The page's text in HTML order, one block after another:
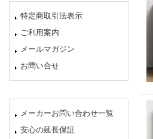
特定商取引法表示
ご利用案内
メールマガジン
お問い合せ
メーカーお問い合わせ一覧
安心の延長保証